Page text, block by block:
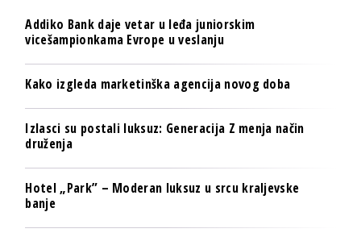
Addiko Bank daje vetar u leđa juniorskim
vicešampionkama Evrope u veslanju
Kako izgleda marketinška agencija novog doba
Izlasci su postali luksuz: Generacija Z menja način
druženja
Hotel „Park” – Moderan luksuz u srcu kraljevske
banje